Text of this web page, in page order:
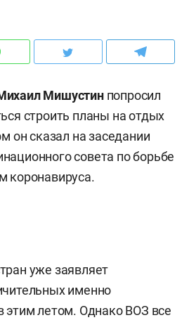
Мишустинпопросил
строить планы на отдых
он сказал на заседании
совета по борьбе
коронавируса.
уже заявляет
именно
этим летом. Однако ВОЗ все